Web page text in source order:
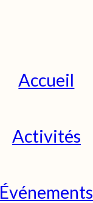
Accueil
Activités
Événements